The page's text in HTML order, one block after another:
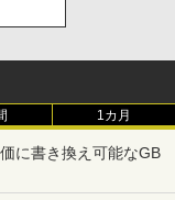
1カ月
に書き換え可能なGB